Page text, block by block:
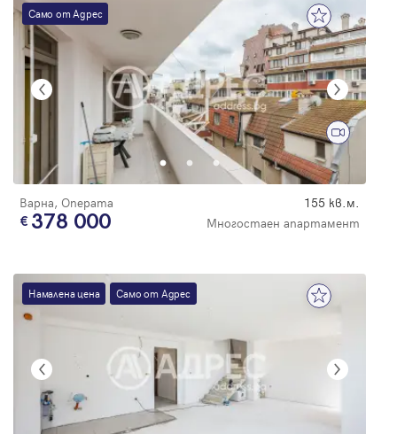
Само от Адрес
Варна, Операта 155 кв.м.
378 000 Многостаен апартамент
Намалена цена Само от Адрес